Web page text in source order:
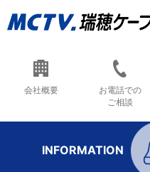
会社概要
お電話での
ご相談
INFORMATION